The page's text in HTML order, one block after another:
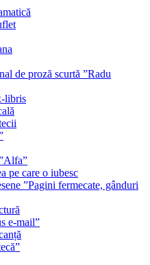
de proză scurtă ”Radu
libris
pe care o iubesc
”Pagini fermecate, gânduri
e-mail”